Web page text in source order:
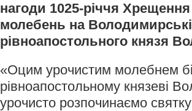
нагоди 1025-річчя
молебень на
рівноапостольного князя
«Оцим урочистим молебнем
рівноапостольному князеві
урочисто розпочинаємо